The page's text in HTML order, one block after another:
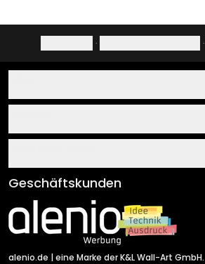
· ·
Über uns
Klebe- und Montageanleitungen
Newsletter An-/Abmeldung
Sendungsverfolgung
AGB
Impressum
Versand & Zahlung
Rücksendung
Geschäftskunden
alenio.de | eine Marke der K&L Wall-Art GmbH.